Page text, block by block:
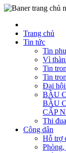
Trang chủ
Tin tức
Tin
Vì
Tin
Tin
Đại hội
BẦU
BẦU
CẤP
Thi
Công dân
Hỗ trợ